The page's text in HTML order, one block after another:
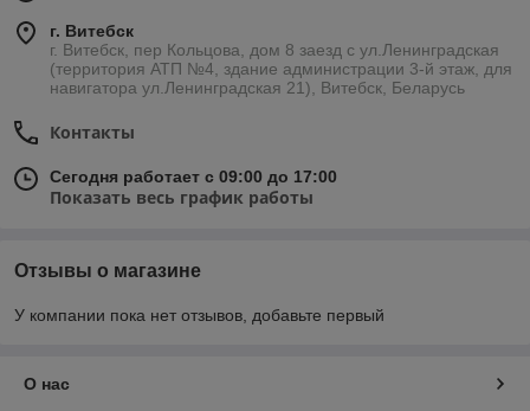
г. Витебск
г. Витебск, пер Кольцова, дом 8 заезд с ул.Ленинградская
(территория АТП №4, здание администрации 3-й этаж, для
навигатора ул.Ленинградская 21), Витебск, Беларусь
Контакты
Сегодня работает с 09:00 до 17:00
Показать весь график работы
Отзывы о магазине
У компании пока нет отзывов, добавьте первый
О нас